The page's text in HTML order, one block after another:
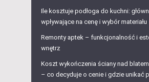
Ile kosztuje podłoga do kuchni:
wpływające na cenę i wybór materiału
Remonty aptek – funkcjonalność i
wnętrz
Koszt wykończenia ściany nad
– co decyduje o cenie i gdzie unikać